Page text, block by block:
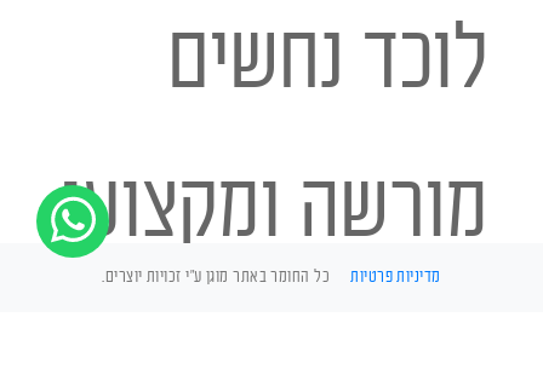
לוכד נחשים
מורשה ומקצועי
מדיניות פרטיותכל החומר באתר מוגן ע"י זכויות יוצרים.